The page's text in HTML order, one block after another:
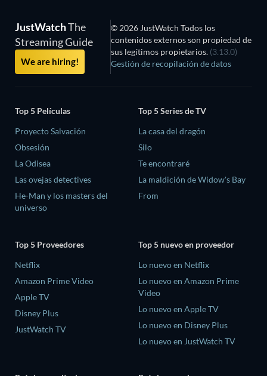
JustWatchThe
Streaming Guide
We are hiring!
© 2026 JustWatch Todos los
contenidos externos son propiedad de
sus legítimos propietarios. (3.13.0)
Gestión de recopilación de datos
Top 5 Películas
Proyecto Salvación
Obsesión
La Odisea
Las ovejas detectives
He-Man y los masters del
universo
Top 5 Series de TV
La casa del dragón
Silo
Te encontraré
La maldición de Widow's Bay
From
Top 5 Proveedores
Netflix
Amazon Prime Video
Apple TV
Disney Plus
JustWatch TV
Top 5 nuevo en proveedor
Lo nuevo en Netflix
Lo nuevo en Amazon Prime
Video
Lo nuevo en Apple TV
Lo nuevo en Disney Plus
Lo nuevo en JustWatch TV